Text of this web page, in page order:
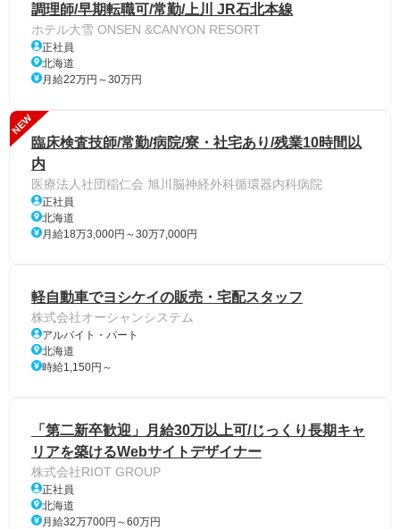
調理師/早期転職可/常勤/上川 JR石北本線
ホテル大雪 ONSEN &CANYON RESORT
正社員
北海道
月給22万円～30万円
NEW
臨床検査技師/常勤/病院/寮・社宅あり/残業10時間以
内
医療法人社団稲仁会 旭川脳神経外科循環器内科病院
正社員
北海道
月給18万3,000円～30万7,000円
軽自動車でヨシケイの販売・宅配スタッフ
株式会社オーシャンシステム
アルバイト・パート
北海道
時給1,150円～
「第二新卒歓迎」月給30万以上可/じっくり長期キャ
リアを築けるWebサイトデザイナー
株式会社RIOT GROUP
正社員
北海道
月給32万700円～60万円